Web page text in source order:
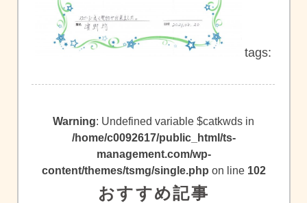
tags:
Warning: Undefined variable $catkwds in
/home/c0092617/public_html/ts-
management.com/wp-
content/themes/tsmg/single.php on line 102
おすすめ記事